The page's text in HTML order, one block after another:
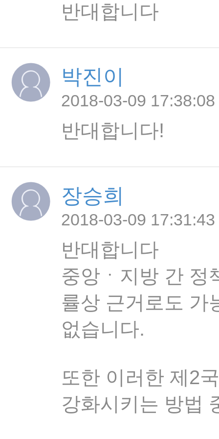
반대합니다
박진이
2018-03-09 17:38:08
반대합니다!
장승희
2018-03-09 17:31:43
반대합니다
중앙ㆍ지방 간 정
률상 근거로도 가
없습니다.
또한 이러한 제2
강화시키는 방법